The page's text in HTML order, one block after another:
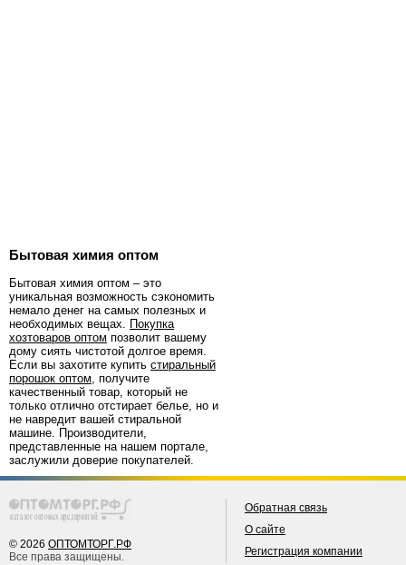
Бытовая химия оптом
Бытовая химия оптом – это
уникальная возможность сэкономить
немало денег на самых полезных и
необходимых вещах. Покупка
хозтоваров оптом позволит вашему
дому сиять чистотой долгое время.
Если вы захотите купить стиральный
порошок оптом, получите
качественный товар, который не
только отлично отстирает белье, но и
не навредит вашей стиральной
машине. Производители,
представленные на нашем портале,
заслужили доверие покупателей.
© 2026 ОПТОМТОРГ.РФ
Все права защищены.
Обратная связь
О сайте
Регистрация компании